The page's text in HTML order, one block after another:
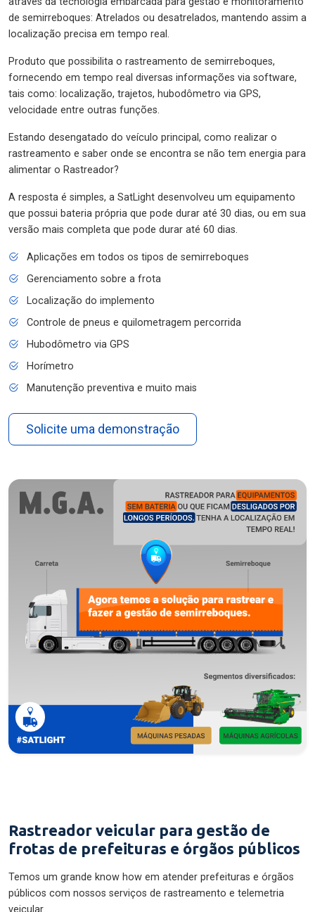
de semirreboques: Atrelados ou desatrelados, mantendo assim a
localização precisa em tempo real.
Produto que possibilita o rastreamento de semirreboques,
fornecendo em tempo real diversas informações via software,
tais como: localização, trajetos, hubodômetro via GPS,
velocidade entre outras funções.
Estando desengatado do veículo principal, como realizar o
rastreamento e saber onde se encontra se não tem energia para
alimentar o Rastreador?
A resposta é simples, a SatLight desenvolveu um equipamento
que possui bateria própria que pode durar até 30 dias, ou em sua
versão mais completa que pode durar até 60 dias.
Aplicações em todos os tipos de semirreboques
Gerenciamento sobre a frota
Localização do implemento
Controle de pneus e quilometragem percorrida
Hubodômetro via GPS
Horímetro
Manutenção preventiva e muito mais
Solicite uma demonstração
Rastreador veicular para gestão de
frotas de prefeituras e órgãos públicos
Temos um grande know how em atender prefeituras e órgãos
públicos com nossos serviços de rastreamento e telemetria
veicular.